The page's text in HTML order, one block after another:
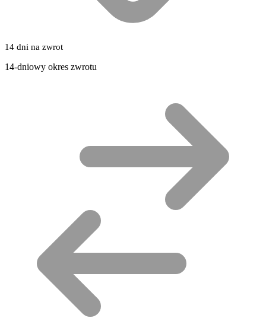
14 dni na zwrot
14-dniowy okres zwrotu